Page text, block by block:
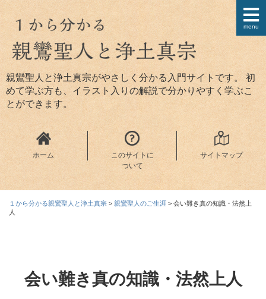
menu
ホーム
このサイトに
ついて
サイトマップ
親鸞聖人と浄土真宗がやさしく分かる入門サイトです。 初
めて学ぶ方も、イラスト入りの解説で分かりやすく学ぶこ
とができます。
１から分かる親鸞聖人と浄土真宗 > 親鸞聖人のご生涯 > 会い難き真の知識・法然上
人
会い難き真の知識・法然上人